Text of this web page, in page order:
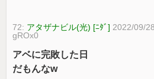
72: アタザナビル(光) [ﾆﾀﾞ] 2022/09/
gROx0
アベに完敗した日
だもんなw